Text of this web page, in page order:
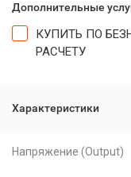
Дополнительные
КУПИТЬ ПО
РАСЧЕТУ
Характеристики
Напряжение (Output)